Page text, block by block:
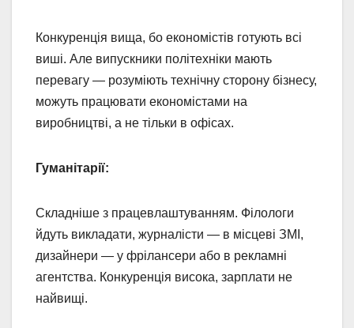
Конкуренція вища, бо економістів готують всі
виші. Але випускники політехніки мають
перевагу — розуміють технічну сторону бізнесу,
можуть працювати економістами на
виробництві, а не тільки в офісах.
Гуманітарії:
Складніше з працевлаштуванням. Філологи
йдуть викладати, журналісти — в місцеві ЗМІ,
дизайнери — у фрілансери або в рекламні
агентства. Конкуренція висока, зарплати не
найвищі.